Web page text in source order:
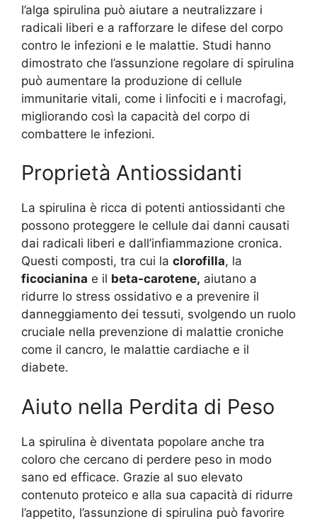
l’alga spirulina può aiutare a neutralizzare i
radicali liberi e a rafforzare le difese del corpo
contro le infezioni e le malattie. Studi hanno
dimostrato che l’assunzione regolare di spirulina
può aumentare la produzione di cellule
immunitarie vitali, come i linfociti e i macrofagi,
migliorando così la capacità del corpo di
combattere le infezioni.
Proprietà Antiossidanti
La spirulina è ricca di potenti antiossidanti che
possono proteggere le cellule dai danni causati
dai radicali liberi e dall’infiammazione cronica.
Questi composti, tra cui la clorofilla, la
ficocianina e il beta-carotene, aiutano a
ridurre lo stress ossidativo e a prevenire il
danneggiamento dei tessuti, svolgendo un ruolo
cruciale nella prevenzione di malattie croniche
come il cancro, le malattie cardiache e il
diabete.
Aiuto nella Perdita di Peso
La spirulina è diventata popolare anche tra
coloro che cercano di perdere peso in modo
sano ed efficace. Grazie al suo elevato
contenuto proteico e alla sua capacità di ridurre
l’appetito, l’assunzione di spirulina può favorire